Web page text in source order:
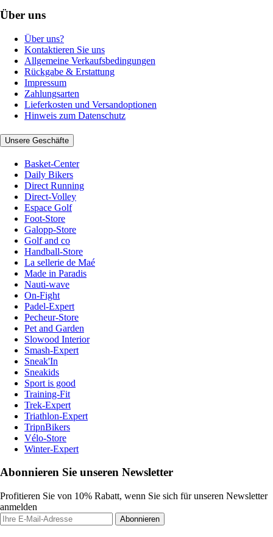
Über uns
Über uns?
Kontaktieren Sie uns
Allgemeine Verkaufsbedingungen
Rückgabe & Erstattung
Impressum
Zahlungsarten
Lieferkosten und Versandoptionen
Hinweis zum Datenschutz
Unsere Geschäfte
Basket-Center
Daily Bikers
Direct Running
Direct-Volley
Espace Golf
Foot-Store
Galopp-Store
Golf and co
Handball-Store
La sellerie de Maé
Made in Paradis
Nauti-wave
On-Fight
Padel-Expert
Pecheur-Store
Pet and Garden
Slowood Interior
Smash-Expert
Sneak'In
Sneakids
Sport is good
Training-Fit
Trek-Expert
Triathlon-Expert
TripnBikers
Vélo-Store
Winter-Expert
Abonnieren Sie unseren Newsletter
Profitieren Sie von 10% Rabatt, wenn Sie sich für unseren Newsletter
anmelden
Abonnieren